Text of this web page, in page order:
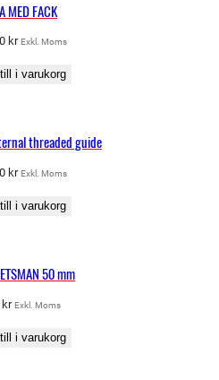
MED FACK
kr Exkl. Moms
i varukorg
threaded guide
kr Exkl. Moms
till i varukorg
50 mm
kr Exkl. Moms
i varukorg